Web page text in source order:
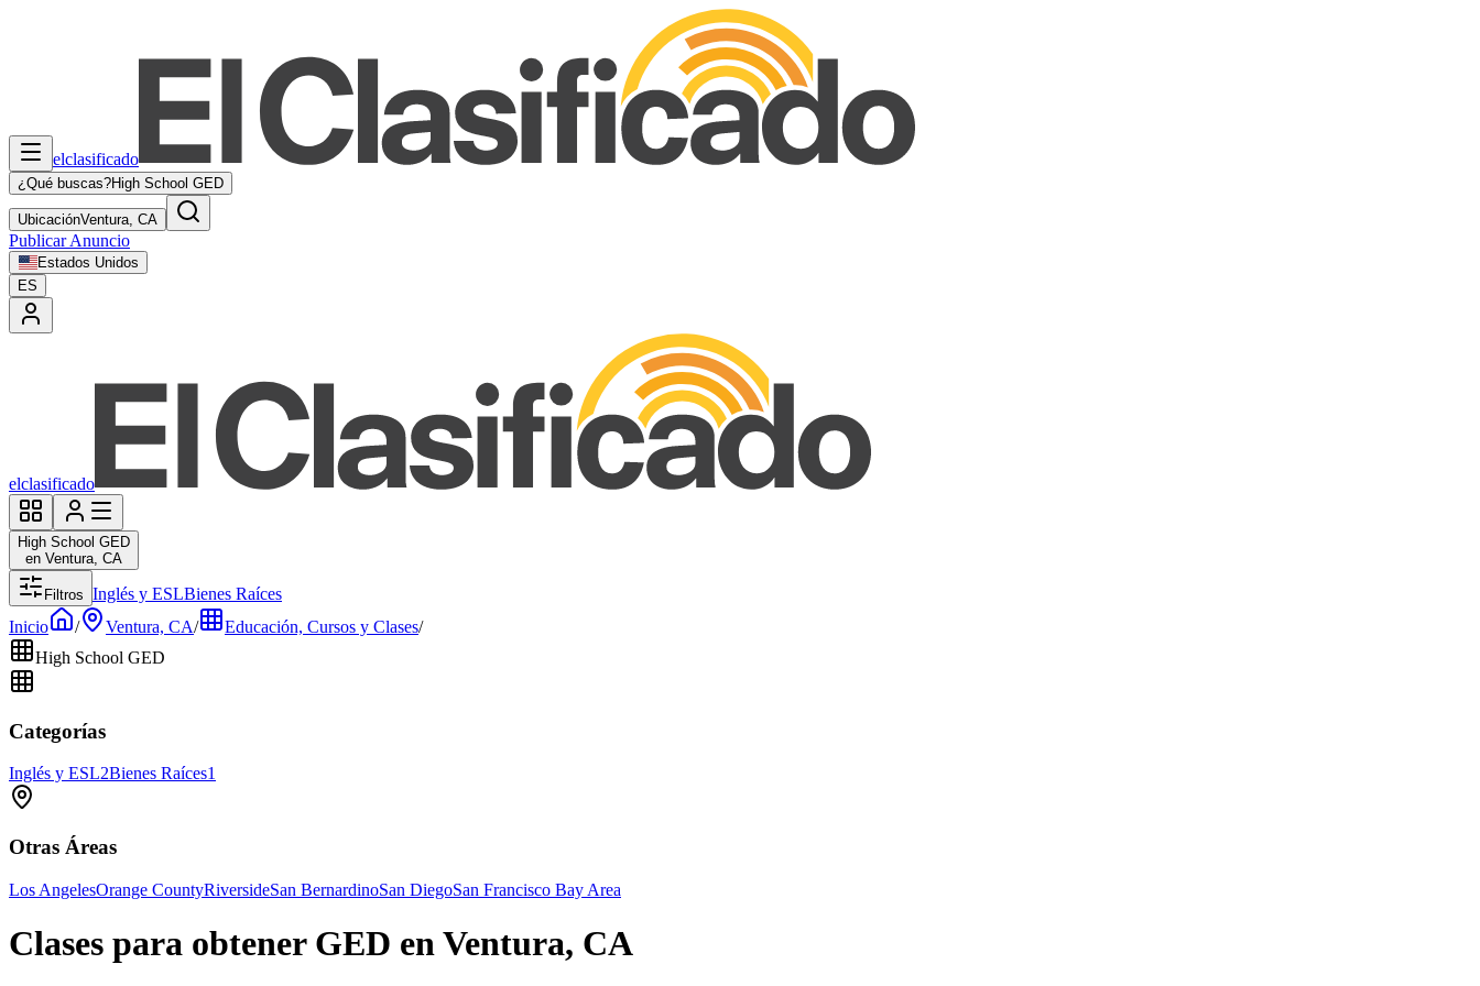
elclasificado
¿Qué buscas?High School GED
UbicaciónVentura, CA
Publicar Anuncio
Estados Unidos
ES
elclasificado
High School GED
en Ventura, CA
Filtros Inglés y ESLBienes Raíces
Inicio
/ Ventura, CA/ Educación, Cursos y Clases/
High School GED
Categorías
Inglés y ESL2Bienes Raíces1
Otras Áreas
Los AngelesOrange CountyRiversideSan BernardinoSan DiegoSan Francisco Bay Area
Clases para obtener GED en Ventura, CA